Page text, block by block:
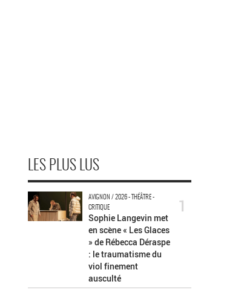
LES PLUS LUS
AVIGNON / 2026 - THÉÂTRE -
CRITIQUE
Sophie Langevin met
en scène « Les Glaces
» de Rébecca Déraspe
: le traumatisme du
viol finement
ausculté
1